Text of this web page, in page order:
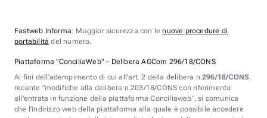
Fastweb Informa: Maggior sicurezza con lenuove procedure di
portabilità del numero.
Piattaforma "ConciliaWeb" – Delibera AGCom 296/18/CONS
Ai fini dell'adempimento di cui all'art. 2 della delibera n.296/18/CONS,
recante "modifiche alla delibera n.203/18/CONS con riferimento
all'entrata in funzione della piattaforma Conciliaweb", si comunica
che l'indirizzo web della piattaforma alla quale è possibile accedere